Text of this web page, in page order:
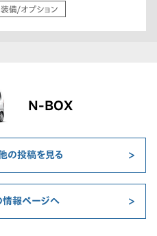
装備/オプション
N-BOX
の投稿を見る
情報ページへ